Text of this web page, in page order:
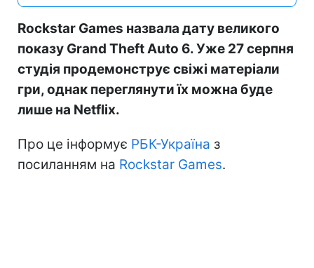
Rockstar Games назвала дату великого
показу Grand Theft Auto 6. Уже 27 серпня
студія продемонструє свіжі матеріали
гри, однак переглянути їх можна буде
лише на Netflix.
Про це інформує РБК-Україна з
посиланням на Rockstar Games.